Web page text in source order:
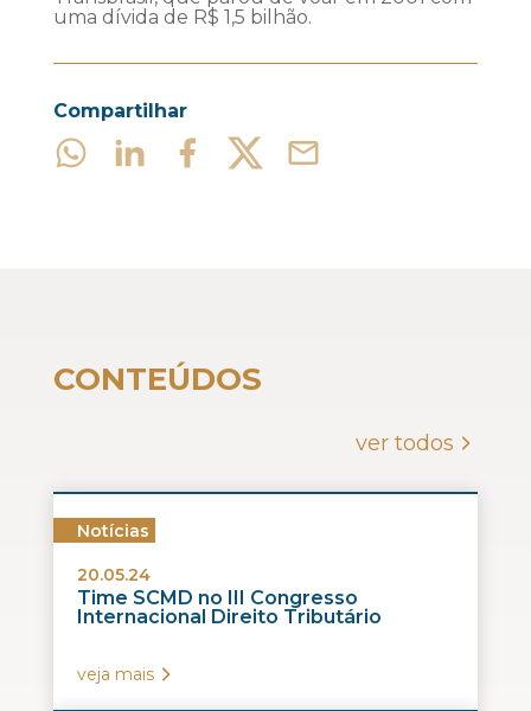
uma dívida de R$ 1,5 bilhão.
Compartilhar
CONTEÚDOS
ver todos
Notícias
20.05.24
Time SCMD no III Congresso
Internacional Direito Tributário
veja mais